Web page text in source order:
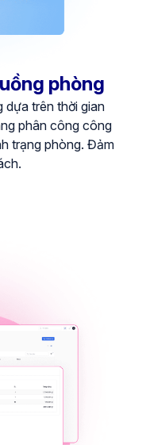
phòng
trên thời gian
phân công công
trạng phòng. Đảm